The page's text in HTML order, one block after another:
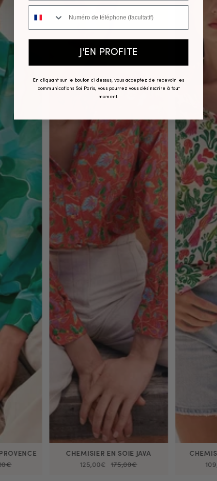
CHEMISIER EN SOIE JAVA
125,00€ 175,00€
Numéro de téléphone
J'EN PROFITE
En cliquant sur le bouton ci dessus, vous acceptez de recevoir les
communications Soi Paris, vous pourrez vous désinscrire à tout
moment.